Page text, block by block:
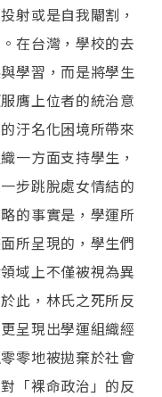
射或是自我閹割，
在台灣，學校的去
學習，而是將學生
膺上位者的統治意
汙名化困境所帶來
一方面支持學生，
步跳脫處女情結的
的事實是，學運所
所呈現的，學生們
域上不僅被視為異
此，林氏之死所反
呈現出學運組織經
零地被拋棄於社會
「裸命政治」的反